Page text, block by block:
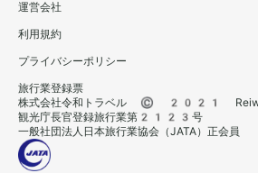
運営会社
利用規約
プライバシーポリシー
旅行業登録票
株式会社令和トラベル © 2021
観光庁長官登録旅行業第2123号
一般社団法人日本旅行業協会（JATA）正会員